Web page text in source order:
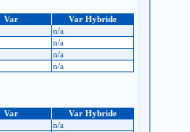
Var
Var Hybride
n/a
n/a
n/a
n/a
Var
Var Hybride
n/a